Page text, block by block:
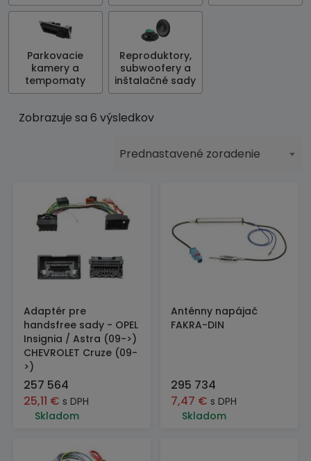
Parkovacie
kamery a
tempomaty
Reproduktory,
subwoofery a
inštalačné sady
Zobrazuje sa 6 výsledkov
Prednastavené zoradenie
Adaptér pre
handsfree sady - OPEL
Insignia / Astra (09->)
CHEVROLET Cruze (09-
>)
257 564
25,11 € s DPH
Skladom
Anténny napájač
FAKRA-DIN
295 734
7,47 € s DPH
Skladom